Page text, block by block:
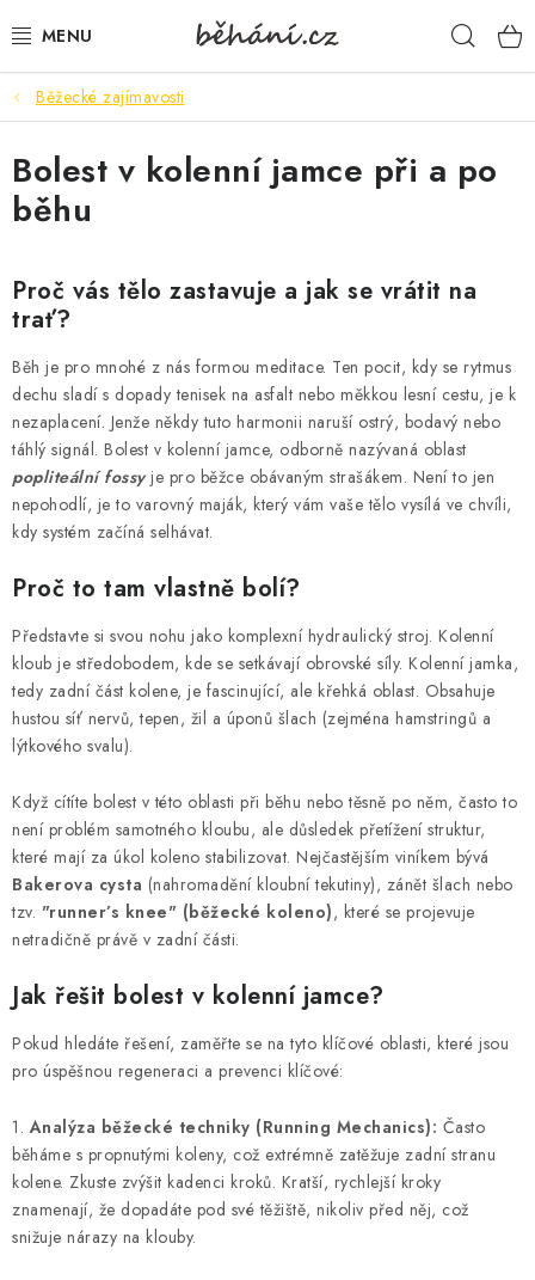
na
BOTY PÁNSKÉ
BOTY DÁMSKÉ
PÁNSKÉ OBLEČENÍ
DÁMSKÉ OBLEČENÍ
DÁRKOVÉ POUKAZY
VELIKOSTNÍ TABULKY
KONTAKT
BOTY DĚTSKÉ
OBLEČENÍ
VÝŽIVA
MEGA SLEVY
NOVINKY
NOVINKY INOV-8
ZNAČKY
Ceník dopravy
Moje objednávka
Běžecké zajímavosti
Bolest v kolenní jamce při a po
běhu
Proč vás tělo zastavuje a jak se vrátit na
trať?
Běh je pro mnohé z nás formou meditace. Ten pocit, kdy se rytmus
dechu sladí s dopady tenisek na asfalt nebo měkkou lesní cestu, je k
nezaplacení. Jenže někdy tuto harmonii naruší ostrý, bodavý nebo
táhlý signál. Bolest v kolenní jamce, odborně nazývaná oblast
popliteální fossyje pro běžce obávaným strašákem. Není to jen
nepohodlí, je to varovný maják, který vám vaše tělo vysílá ve chvíli,
kdy systém začíná selhávat.
Proč to tam vlastně bolí?
Představte si svou nohu jako komplexní hydraulický stroj. Kolenní
kloub je středobodem, kde se setkávají obrovské síly. Kolenní jamka,
tedy zadní část kolene, je fascinující, ale křehká oblast. Obsahuje
hustou síť nervů, tepen, žil a úponů šlach (zejména hamstringů a
lýtkového svalu).
Když cítíte bolest v této oblasti při běhu nebo těsně po něm, často to
není problém samotného kloubu, ale důsledek přetížení struktur,
které mají za úkol koleno stabilizovat. Nejčastějším viníkem bývá
Bakerova cysta (nahromadění kloubní tekutiny), zánět šlach nebo
tzv. "runner’s knee" (běžecké koleno), které se projevuje
netradičně právě v zadní části.
Jak řešit bolest v kolenní jamce?
Pokud hledáte řešení, zaměřte se na tyto klíčové oblasti, které jsou
pro úspěšnou regeneraci a prevenci klíčové:
1.Analýza běžecké techniky (Running Mechanics): Často
běháme s propnutými koleny, což extrémně zatěžuje zadní stranu
kolene. Zkuste zvýšit kadenci kroků. Kratší, rychlejší kroky
znamenají, že dopadáte pod své těžiště, nikoliv před něj, což
snižuje nárazy na klouby.